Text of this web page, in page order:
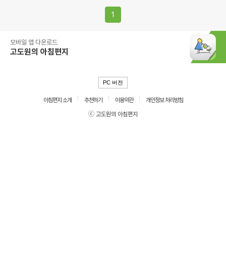
1
모바일 앱 다운로드
고도원의 아침편지
PC 버전
아침편지 소개 추천하기 이용약관
개인정보 처리방침
ⓒ 고도원의 아침편지